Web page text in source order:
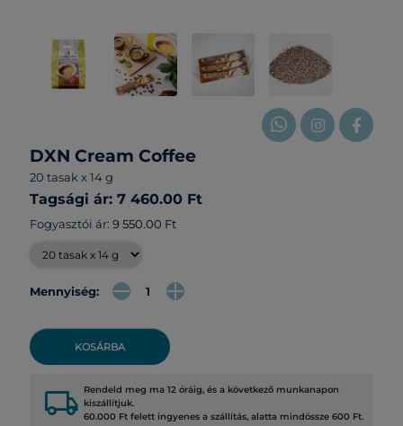
DXN Cream Coffee
20 tasak x 14 g
Tagsági ár: 7 460.00 Ft
Fogyasztói ár: 9 550.00 Ft
Mennyiség:
KOSÁRBA
local_shipping Rendeld meg ma 12 óráig, és a következő munkanapon
kiszállítjuk.
60.000 Ft felett ingyenes a szállítás, alatta mindössze 600 Ft.